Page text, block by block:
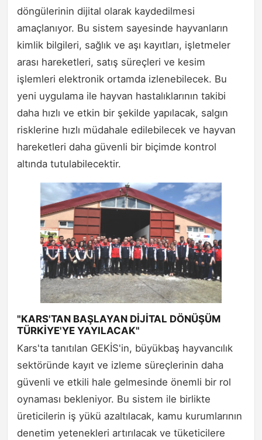
döngülerinin dijital olarak kaydedilmesi
amaçlanıyor. Bu sistem sayesinde hayvanların
kimlik bilgileri, sağlık ve aşı kayıtları, işletmeler
arası hareketleri, satış süreçleri ve kesim
işlemleri elektronik ortamda izlenebilecek. Bu
yeni uygulama ile hayvan hastalıklarının takibi
daha hızlı ve etkin bir şekilde yapılacak, salgın
risklerine hızlı müdahale edilebilecek ve hayvan
hareketleri daha güvenli bir biçimde kontrol
altında tutulabilecektir.
"KARS'TAN BAŞLAYAN DİJİTAL DÖNÜŞÜM
TÜRKİYE'YE YAYILACAK"
Kars'ta tanıtılan GEKİS'in, büyükbaş hayvancılık
sektöründe kayıt ve izleme süreçlerinin daha
güvenli ve etkili hale gelmesinde önemli bir rol
oynaması bekleniyor. Bu sistem ile birlikte
üreticilerin iş yükü azaltılacak, kamu kurumlarının
denetim yetenekleri artırılacak ve tüketicilere